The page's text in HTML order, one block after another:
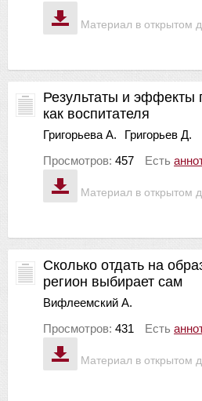
Материал в открытом
Материал в открытом
Результаты и эффекты
как воспитателя
Григорьева А.
Григорьев Д.
Просмотров: 457 Есть
Материал в открытом
Сколько отдать на
регион выбирает сам
Вифлеемский А.
Просмотров: 431 Есть